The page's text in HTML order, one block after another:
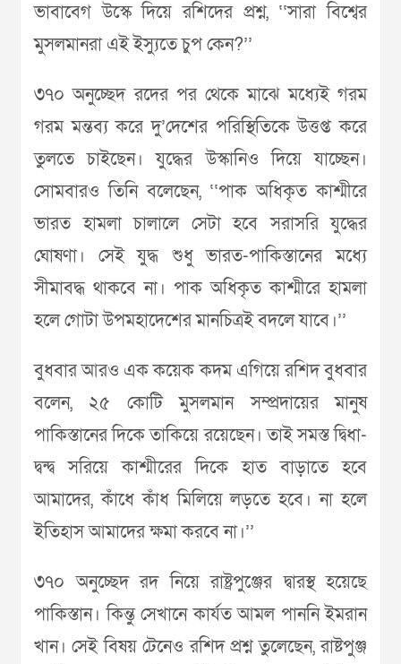
ভাবাবেগ উস্কে দিয়ে রশিদের প্রশ্ন, ‘‘সারা বিশ্বের
মুসলমানরা এই ইস্যুতে চুপ কেন?’’
৩৭০ অনুচ্ছেদ রদের পর থেকে মাঝে মধ্যেই গরম
গরম মন্তব্য করে দু’দেশের পরিস্থিতিকে উত্তপ্ত করে
তুলতে চাইছেন। যুদ্ধের উস্কানিও দিয়ে যাচ্ছেন।
সোমবারও তিনি বলেছেন, ‘‘পাক অধিকৃত কাশ্মীরে
ভারত হামলা চালালে সেটা হবে সরাসরি যুদ্ধের
ঘোষণা। সেই যুদ্ধ শুধু ভারত-পাকিস্তানের মধ্যে
সীমাবদ্ধ থাকবে না। পাক অধিকৃত কাশ্মীরে হামলা
হলে গোটা উপমহাদেশের মানচিত্রই বদলে যাবে।’’
বুধবার আরও এক কয়েক কদম এগিয়ে রশিদ বুধবার
বলেন, ২৫ কোটি মুসলমান সম্প্রদায়ের মানুষ
পাকিস্তানের দিকে তাকিয়ে রয়েছেন। তাই সমস্ত দ্বিধা-
দ্বন্দ্ব সরিয়ে কাশ্মীরের দিকে হাত বাড়াতে হবে
আমাদের, কাঁধে কাঁধ মিলিয়ে লড়তে হবে। না হলে
ইতিহাস আমাদের ক্ষমা করবে না।’’
৩৭০ অনুচ্ছেদ রদ নিয়ে রাষ্ট্রপুঞ্জের দ্বারস্থ হয়েছে
পাকিস্তান। কিন্তু সেখানে কার্যত আমল পাননি ইমরান
খান। সেই বিষয় টেনেও রশিদ প্রশ্ন তুলেছেন, রাষ্টপুঞ্জ